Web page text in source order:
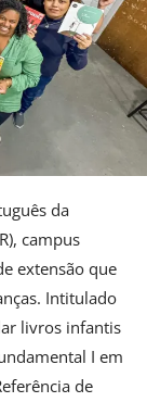
da
campus
extensão que
Intitulado
livros infantis
I em
de